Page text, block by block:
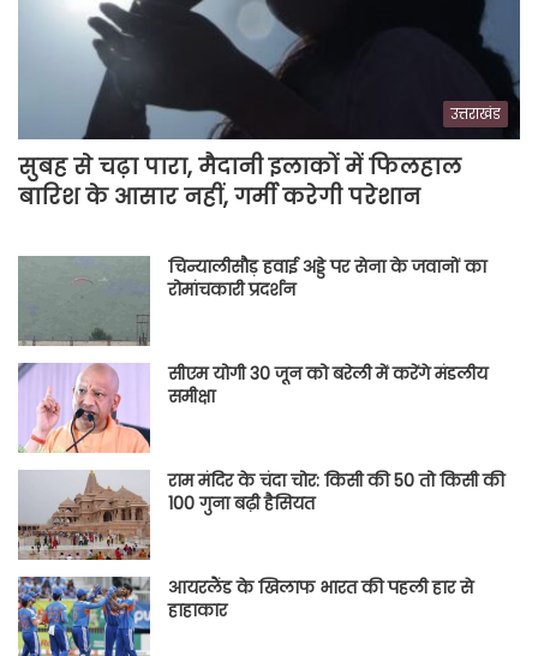
उत्तराखंड
सुबह से चढ़ा पारा, मैदानी इलाकों में फिलहाल
बारिश के आसार नहीं, गर्मी करेगी परेशान
चिन्यालीसौड़ हवाई अड्डे पर सेना के जवानों का
रोमांचकारी प्रदर्शन
सीएम योगी 30 जून को बरेली में करेंगे मंडलीय
समीक्षा
राम मंदिर के चंदा चोर: किसी की 50 तो किसी की
100 गुना बढ़ी हैसियत
आयरलैंड के खिलाफ भारत की पहली हार से
हाहाकार